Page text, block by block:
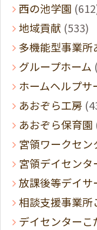
西の池学園
地域貢献 (533)
多機能型事業所
グループホーム
ホームヘルプサ
あおぞら工房
あおぞら保育園
宮領ワークセン
宮領デイセンタ
放課後等デイサ
相談支援事業所
デイセンターこ